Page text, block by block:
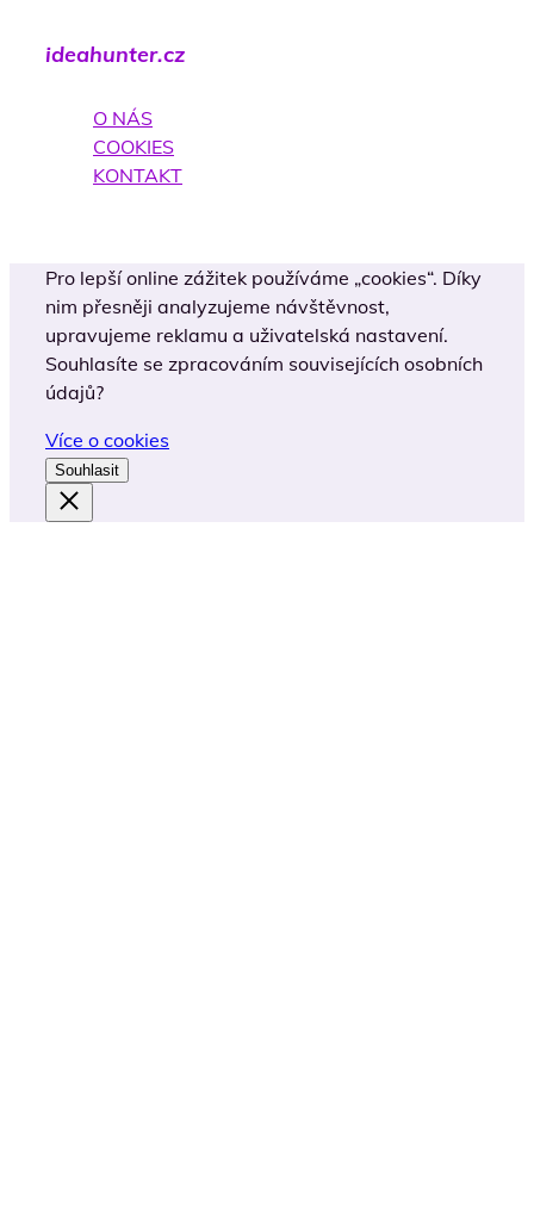
ideahunter.cz
O NÁS
COOKIES
KONTAKT
Pro lepší online zážitek používáme „cookies“. Díky
nim přesněji analyzujeme návštěvnost,
upravujeme reklamu a uživatelská nastavení.
Souhlasíte se zpracováním souvisejících osobních
údajů?
Více o cookies
Souhlasit